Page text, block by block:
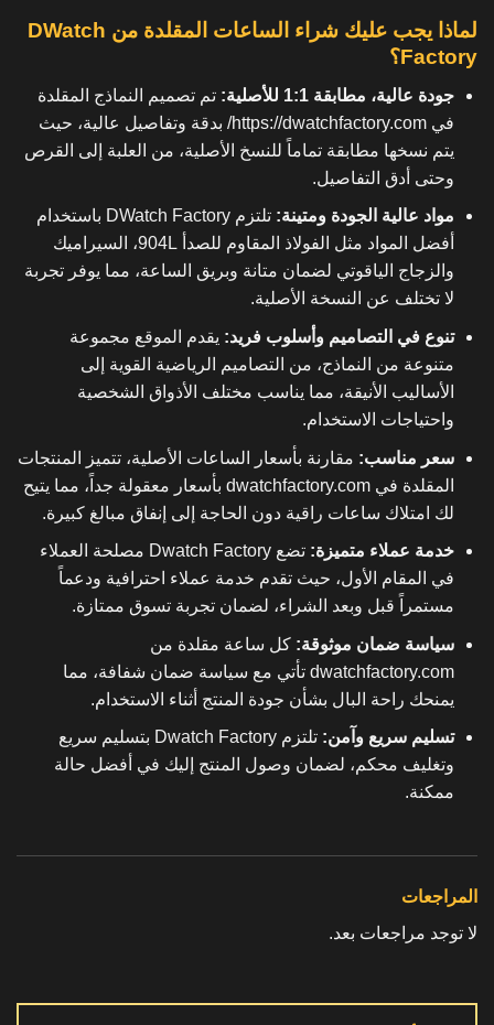
لماذا يجب عليك شراء الساعات المقلدة من DWatch
Factory؟
جودة عالية، مطابقة 1:1 للأصلية:
تم تصميم النماذج المقلدة
في https://dwatchfactory.com/ بدقة وتفاصيل عالية، حيث
يتم نسخها مطابقة تماماً للنسخ الأصلية، من العلبة إلى القرص
وحتى أدق التفاصيل.
مواد عالية الجودة ومتينة:
تلتزم DWatch Factory باستخدام
أفضل المواد مثل الفولاذ المقاوم للصدأ 904L، السيراميك
والزجاج الياقوتي لضمان متانة وبريق الساعة، مما يوفر تجربة
لا تختلف عن النسخة الأصلية.
تنوع في التصاميم وأسلوب فريد: يقدم الموقع مجموعة
متنوعة من النماذج، من التصاميم الرياضية القوية إلى
الأساليب الأنيقة، مما يناسب مختلف الأذواق الشخصية
واحتياجات الاستخدام.
سعر مناسب: مقارنة بأسعار الساعات الأصلية، تتميز المنتجات
المقلدة في dwatchfactory.com بأسعار معقولة جداً، مما يتيح
لك امتلاك ساعات راقية دون الحاجة إلى إنفاق مبالغ كبيرة.
خدمة عملاء متميزة:
تضع Dwatch Factory مصلحة العملاء
في المقام الأول، حيث تقدم خدمة عملاء احترافية ودعماً
مستمراً قبل وبعد الشراء، لضمان تجربة تسوق ممتازة.
سياسة ضمان موثوقة: كل ساعة مقلدة من
dwatchfactory.com تأتي مع سياسة ضمان شفافة، مما
يمنحك راحة البال بشأن جودة المنتج أثناء الاستخدام.
تسليم سريع وآمن:
تلتزم Dwatch Factory بتسليم سريع
وتغليف محكم، لضمان وصول المنتج إليك في أفضل حالة
ممكنة.
المراجعات
لا توجد مراجعات بعد.